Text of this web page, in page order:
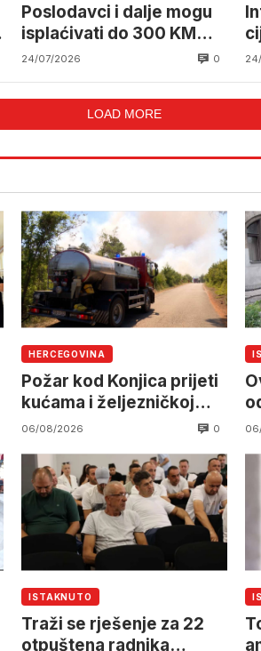
Poslodavci i dalje mogu
isplaćivati do 300 KM
mjesečno
24/07/2026 0
LOAD MORE
HERCEGOVINA
Požar kod Konjica prijeti
kućama i željezničkoj
pruzi, očekuje se
OSBiH
06/08/2026 0
ISTAKNUTO
Traži se rješenje za 22
otpuštena radnika